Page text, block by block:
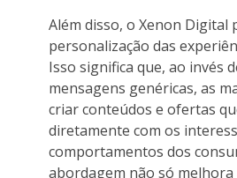
Além disso, o Xenon Digital
personalização das
Isso significa que, ao invés
mensagens genéricas, as
criar conteúdos e ofertas
diretamente com os
comportamentos dos
abordagem não só melhora